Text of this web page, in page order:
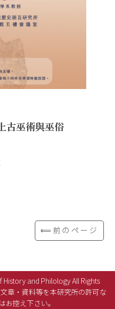
古巫術與巫俗
⟸前のページ
and Philology All Rights
章・資料等を本研究所の許可な
お控え下さい。